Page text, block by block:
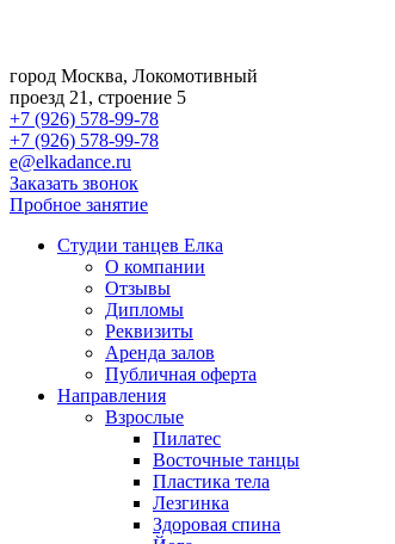
город Москва, Локомотивный
проезд 21, строение 5
+7 (926) 578-99-78
+7 (926) 578-99-78
e@elkadance.ru
Заказать звонок
Пробное занятие
Студии танцев Елка
О компании
Отзывы
Дипломы
Реквизиты
Аренда залов
Публичная оферта
Направления
Взрослые
Пилатес
Восточные танцы
Пластика тела
Лезгинка
Здоровая спина